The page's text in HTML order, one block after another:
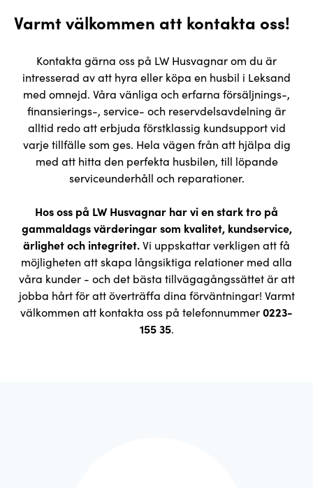
Varmt välkommen att kontakta oss!
Kontakta gärna oss på LW Husvagnar om du är
intresserad av att hyra eller köpa en husbil i Leksand
med omnejd. Våra vänliga och erfarna försäljnings-,
finansierings-, service- och reservdelsavdelning är
alltid redo att erbjuda förstklassig kundsupport vid
varje tillfälle som ges. Hela vägen från att hjälpa dig
med att hitta den perfekta husbilen, till löpande
serviceunderhåll och reparationer.
Hos oss på LW Husvagnar har vi en stark tro på
gammaldags värderingar som kvalitet, kundservice,
ärlighet och integritet.Vi uppskattar verkligen att få
möjligheten att skapa långsiktiga relationer med alla
våra kunder - och det bästa tillvägagångssättet är att
jobba hårt för att överträffa dina förväntningar! Varmt
välkommen att kontakta oss på telefonnummer0223-
155 35.